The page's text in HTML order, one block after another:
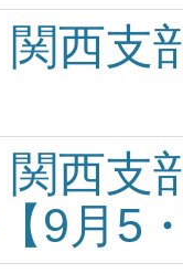
関西支
関西支
9月5